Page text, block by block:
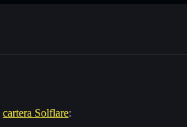
cartera Solflare: